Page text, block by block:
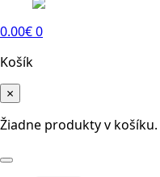
0.00€0
Košík
×
Žiadne produkty v košíku.